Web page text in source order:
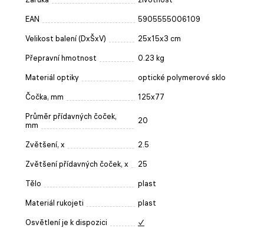
EAN 5905555006109
Velikost balení (DxŠxV) 25x15x3 cm
Přepravní hmotnost 0.23 kg
Materiál optiky optické polymerové sklo
Čočka, mm 125x77
Průměr přídavných čoček,
mm
20
Zvětšení, x 2.5
Zvětšení přídavných čoček, x 25
Tělo plast
Materiál rukojeti plast
Osvětlení je k dispozici ✓